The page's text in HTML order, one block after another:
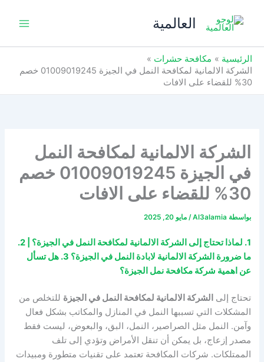
العالمية
الرئيسية
مكافحة حشرات
الشركة الالمانية لمكافحة النمل في الجيزة 01009019245 خصم
30% للقضاء على الافات
الشركة الالمانية لمكافحة النمل
في الجيزة 01009019245 خصم
30% للقضاء على الافات
بواسطة Al3alamia
/مايو 20, 2025
1. لماذا تحتاج إلى الشركة الالمانية لمكافحة النمل في الجيزة؟ | 2.
ما ضرورة الشركة الالمانية لابادة النمل في الجيزة؟ 3. هل تسأل
عن اهمية شركة مكافحة نمل الجيزة؟
تحتاج إلى الشركة الالمانية لمكافحة النمل في الجيزة للتخلص من
المشكلات التي تسببها النمل في المنازل والمكاتب بشكل فعال
وآمن. النمل مثل الصراصير، النمل، البق، والبعوض، ليست فقط
مصدر إزعاج، بل يمكن أن تنقل الأمراض وتؤدي إلى تلف
الممتلكات. شركات المكافحة تعتمد على تقنيات متطورة ومبيدات